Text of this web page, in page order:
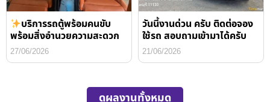
บริการรถตู้พร้อมคนขับ
พร้อมสิ่งอำนวยความสะดวก
27/06/2026
วันนี้งานด่วน ครับ ติดต่อจอง
ใช้รถ สอบถามเข้ามาได้ครับ
21/06/2026
ดูผลงานทั้งหมด